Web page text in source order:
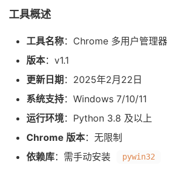
工具概述
工具名称：Chrome 多用户管理器
版本：v1.1
更新日期 ：2025年2月22日
系统支持：Windows 7/10/11
运行环境：Python 3.8 及以上
Chrome 版本：无限制
依赖库：需手动安装 pywin32